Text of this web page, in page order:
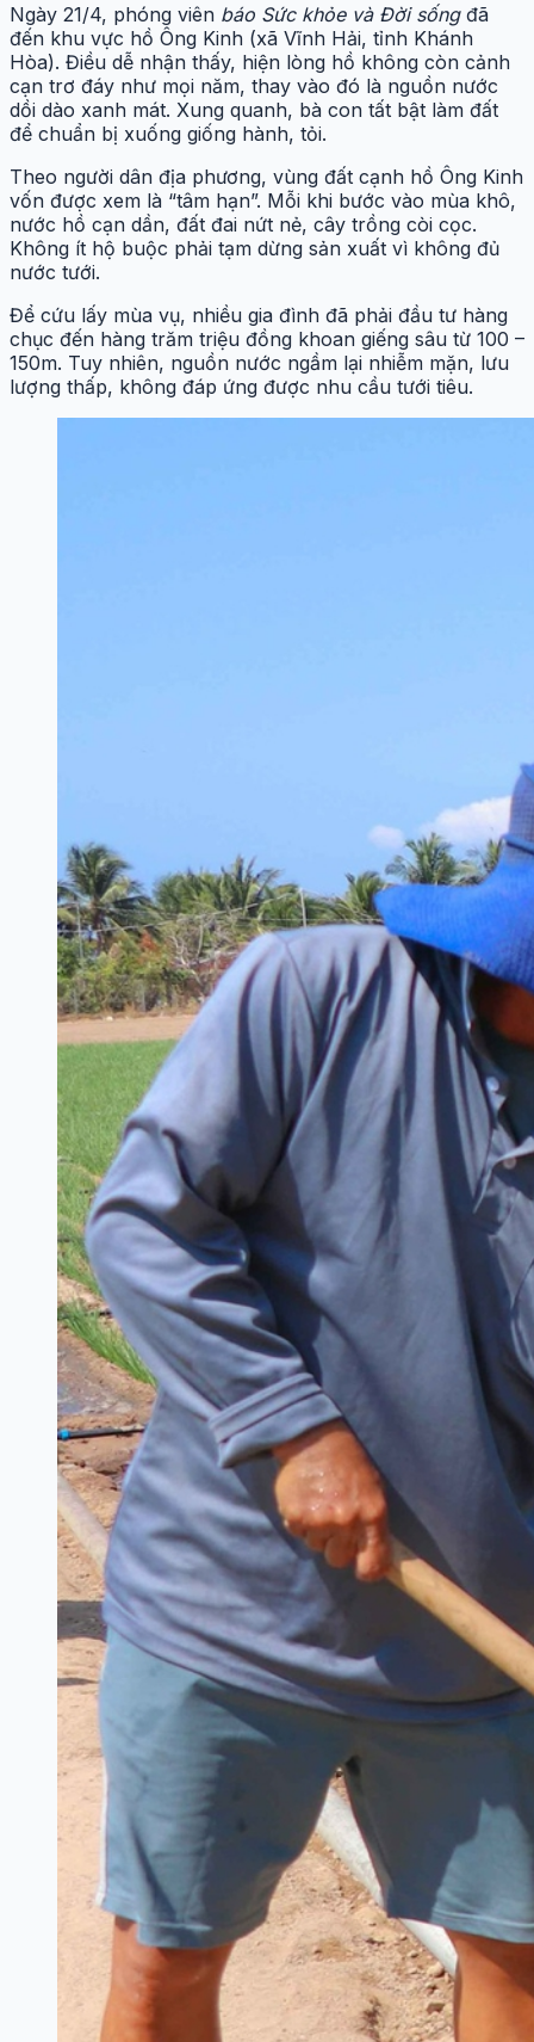
Ngày 21/4, phóng viên báo Sức khỏe và Đời sốngđã
đến khu vực hồ Ông Kinh (xã Vĩnh Hải, tỉnh Khánh
Hòa). Điều dễ nhận thấy, hiện lòng hồ không còn cảnh
cạn trơ đáy như mọi năm, thay vào đó là nguồn nước
dồi dào xanh mát. Xung quanh, bà con tất bật làm đất
để chuẩn bị xuống giống hành, tỏi.
Theo người dân địa phương, vùng đất cạnh hồ Ông Kinh
vốn được xem là “tâm hạn”. Mỗi khi bước vào mùa khô,
nước hồ cạn dần, đất đai nứt nẻ, cây trồng còi cọc.
Không ít hộ buộc phải tạm dừng sản xuất vì không đủ
nước tưới.
Để cứu lấy mùa vụ, nhiều gia đình đã phải đầu tư hàng
chục đến hàng trăm triệu đồng khoan giếng sâu từ 100 –
150m. Tuy nhiên, nguồn nước ngầm lại nhiễm mặn, lưu
lượng thấp, không đáp ứng được nhu cầu tưới tiêu.